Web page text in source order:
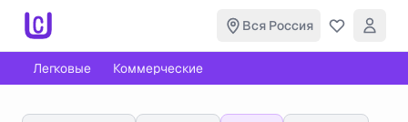
Вся Россия
Легковые Коммерческие